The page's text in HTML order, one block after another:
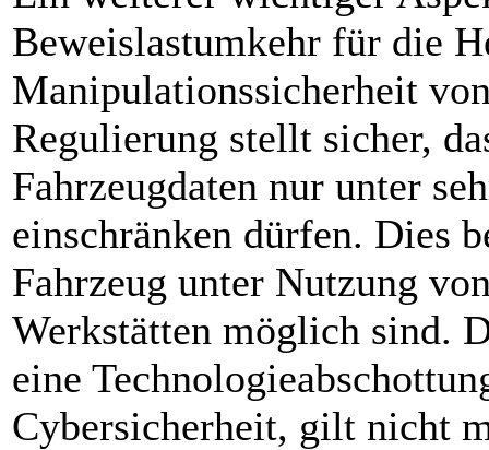
Beweislastumkehr für die
Manipulationssicherheit
Regulierung stellt sicher,
Fahrzeugdaten nur unter
einschränken dürfen. Dies
Fahrzeug unter Nutzung
Werkstätten möglich sind.
eine
Cybersicherheit, gilt nicht